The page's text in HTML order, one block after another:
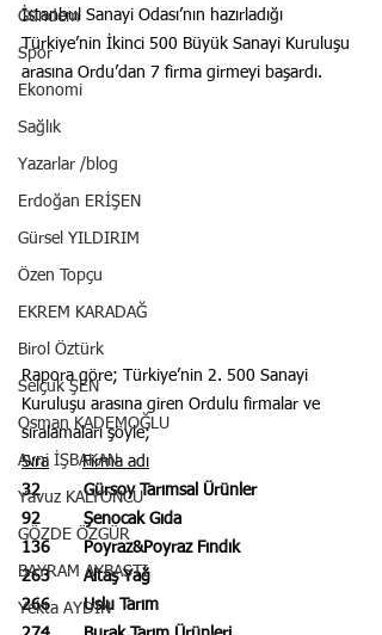
Gündem
Spor
Ekonomi
Sağlık
Yazarlar /blog
Erdoğan ERİŞEN
Gürsel YILDIRIM
Özen Topçu
EKREM KARADAĞ
Birol Öztürk
Selçuk ŞEN
Osman KADEMOĞLU
Avni İŞBAKAN
Yavuz KALYONCU
GÖZDE ÖZGÜR
BAYRAM AYBASTI
Yekta AYDIN
İstanbul Sanayi Odası’nın hazırladığı
Türkiye’nin İkinci 500 Büyük Sanayi Kuruluşu
arasına Ordu’dan 7 firma girmeyi başardı.
Rapora göre; Türkiye’nin 2. 500 Sanayi
Kuruluşu arasına giren Ordulu firmalar ve
sıralamaları şöyle;
Sıra
Firma adı
32         Gürsoy Tarımsal Ürünler
92         Şenocak Gıda
136       Poyraz&Poyraz Fındık
263       Altaş Yağ
266       Uslu Tarım